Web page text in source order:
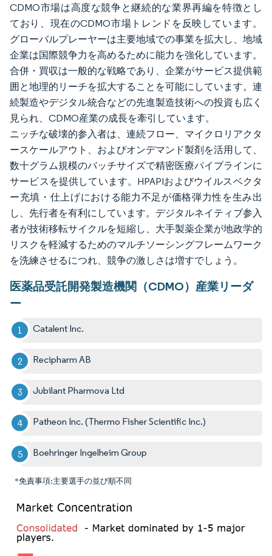
CDMO市場は高度な競争と継続的な業界再編を特徴とし
ており、現在のCDMO市場トレンドを反映しています。
グローバルプレーヤーは主要地域での事業を拡大し、地域
企業は国際競争力を高めるために能力を強化しています。
合併・買収は一般的な戦略であり、企業がサービス提供範
囲と地理的リーチを拡大することを可能にしています。連
続製造やデジタル統合などの先進製造技術への投資も広く
見られ、CDMO産業の成長を牽引しています。
ニッチな破壊的参入者は、連続フロー、マイクロリアクタ
ースケールアウト、およびオンデマンド製剤を活用して、
数十グラム規模のバッチサイズで精密医療パイプラインに
サービスを提供しています。HPAPIおよびウイルスベクタ
ー充填・仕上げにおける能力不足が価格弾力性を生み出
し、先行者を有利にしています。デジタルネイティブ参入
者が技術移転サイクルを短縮し、大手製薬企業が地政学的
リスクを軽減するためのマルチソーシングフレームワーク
を洗練させるにつれ、競争の激しさは増すでしょう。
医薬品受託開発製造機関（CDMO）産業リーダ
ー
Catalent Inc.
Recipharm AB
Jubilant Pharmova Ltd
Patheon Inc. (Thermo Fisher Scientific Inc.)
Boehringer Ingelheim Group
*免責事項:主要選手の並び順不同